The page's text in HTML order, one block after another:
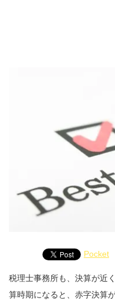
Pocket
税理士事務所も、決算が近
算時期になると、赤字決算